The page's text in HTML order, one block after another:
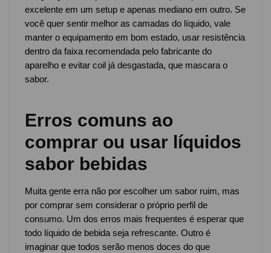
excelente em um setup e apenas mediano em outro. Se
você quer sentir melhor as camadas do líquido, vale
manter o equipamento em bom estado, usar resistência
dentro da faixa recomendada pelo fabricante do
aparelho e evitar coil já desgastada, que mascara o
sabor.
Erros comuns ao
comprar ou usar líquidos
sabor bebidas
Muita gente erra não por escolher um sabor ruim, mas
por comprar sem considerar o próprio perfil de
consumo. Um dos erros mais frequentes é esperar que
todo líquido de bebida seja refrescante. Outro é
imaginar que todos serão menos doces do que